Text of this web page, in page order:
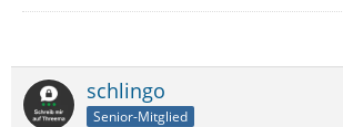
schlingo
Senior-Mitglied